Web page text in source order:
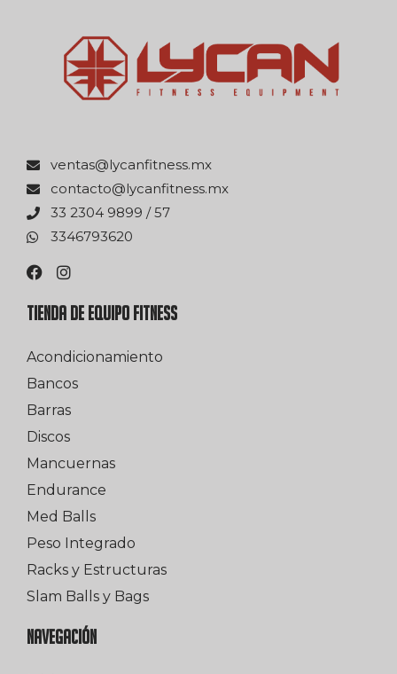
xm.ssentifnacyl@satnev
xm.ssentifnacyl@otcatnoc
75 / 9989 4032 33
0263976433
TIENDA DE EQUIPO FITNESS
Acondicionamiento
Bancos
Barras
Discos
Mancuernas
Endurance
Med Balls
Peso Integrado
Racks y Estructuras
Slam Balls y Bags
NAVEGACIÓN